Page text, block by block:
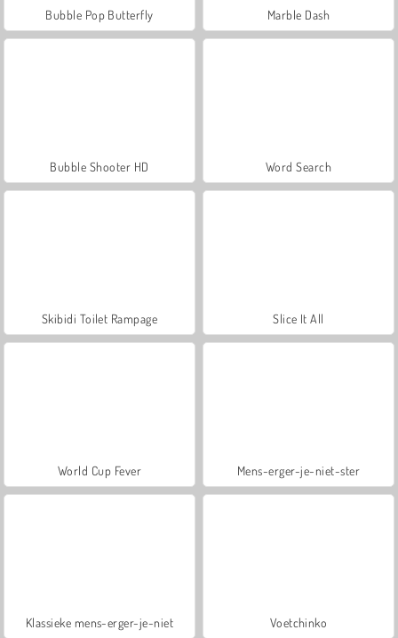
Bubble Pop Butterfly Marble Dash
Bubble Shooter HD Word Search
Skibidi Toilet Rampage Slice It All
World Cup Fever Mens-erger-je-niet-ster
Klassieke mens-erger-je-niet Voetchinko